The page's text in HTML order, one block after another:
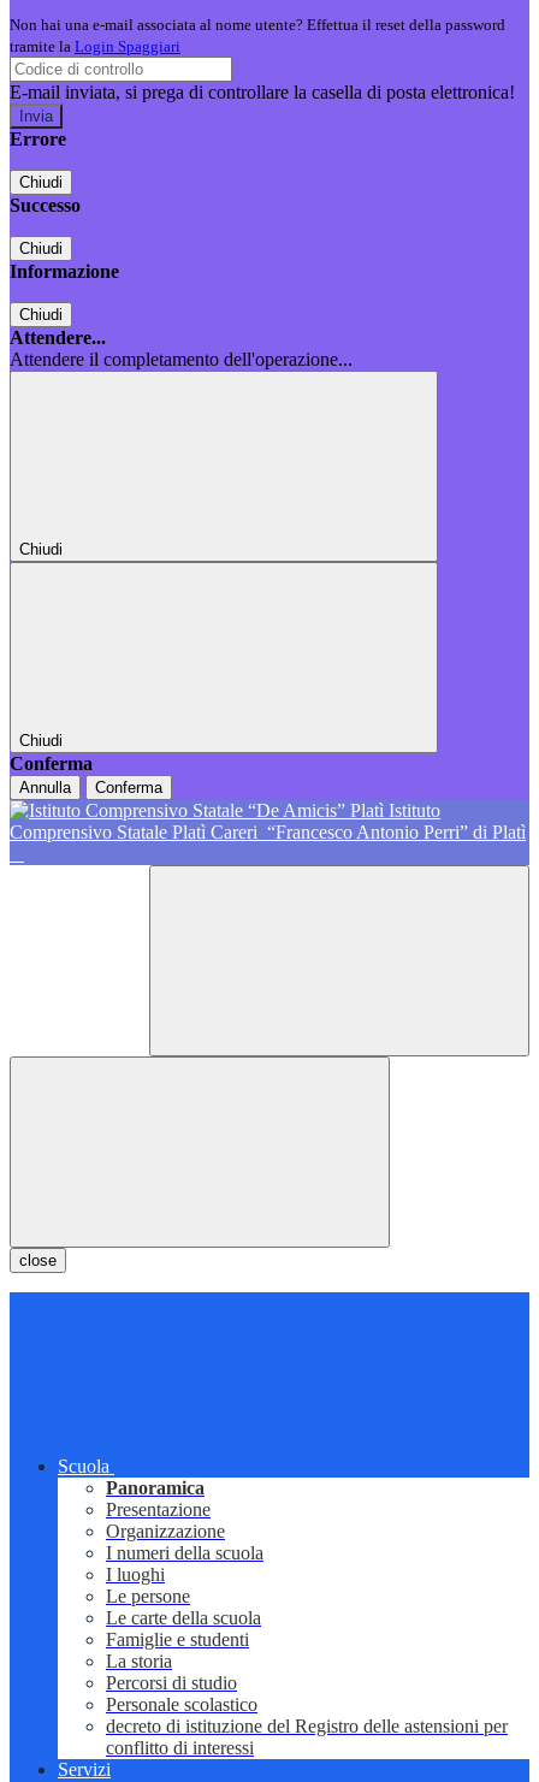
Non hai una e-mail associata al nome utente? Effettua il reset della password
tramite la Login Spaggiari
E-mail inviata, si prega di controllare la casella di posta elettronica!
Errore
Chiudi
Successo
Chiudi
Informazione
Chiudi
Attendere...
Attendere il completamento dell'operazione...
Chiudi
Chiudi
Conferma
Annulla Conferma
Istituto
Comprensivo Statale Platì Careri “Francesco Antonio Perri” di Platì
close
Scuola
Panoramica
Presentazione
Organizzazione
I numeri della scuola
I luoghi
Le persone
Le carte della scuola
Famiglie e studenti
La storia
Percorsi di studio
Personale scolastico
decreto di istituzione del Registro delle astensioni per
conflitto di interessi
Servizi